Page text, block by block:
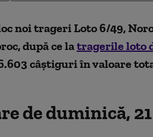
noi trageri Loto 6/49,
după ce latragerile loto
câștiguri în valoare
de duminică,